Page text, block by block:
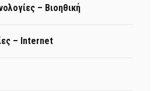
– Βιοηθική
– Internet